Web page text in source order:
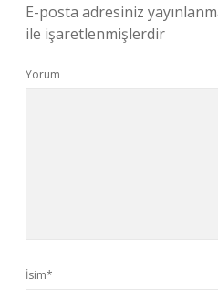
E-posta adresiniz
ile işaretlenmişlerdir
Yorum
İsim*